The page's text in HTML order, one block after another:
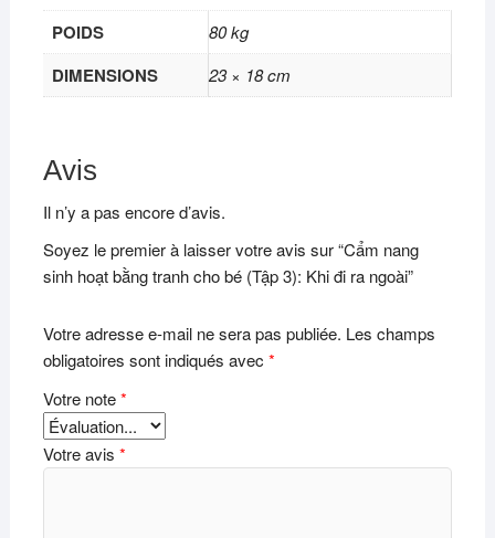
POIDS 80 kg
DIMENSIONS 23 × 18 cm
Avis
Il n’y a pas encore d’avis.
Soyez le premier à laisser votre avis sur “Cẩm nang
sinh hoạt bằng tranh cho bé (Tập 3): Khi đi ra ngoài”
Votre adresse e-mail ne sera pas publiée. Les champs
obligatoires sont indiqués avec *
Votre note*
Votre avis *